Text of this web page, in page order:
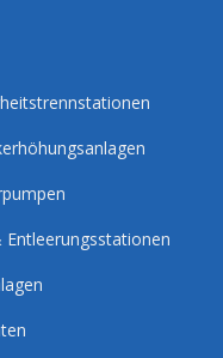
Entleerungsstationen